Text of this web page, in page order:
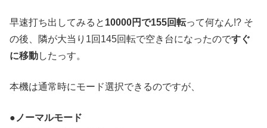
早速打ち出してみると 10000円で155回転って何なん!? そ
の後、隣が大当り1回145回転で空き台になったのですぐ
に移動したっす。
本機は通常時にモード選択できるのですが、
●ノーマルモード